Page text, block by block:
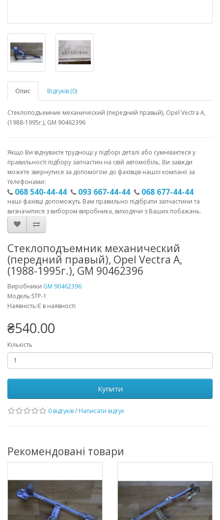
Опис Відгуків (0)
Стеклоподъемник механический (передний правый), Opel Vectra A,
(1988-1995г.), GM 90462396
Якщо Ви відчуваєте труднощі у підборі деталі або сумніваєтеся у
правильності підбору запчастин на свій автомобіль, Ви завжди
можете звернутися за допомогою до фахівців нашої компанії за
телефонами:
068 540-44-44 093 667-44-44 068 677-44-44
наші фахівці допоможуть Вам правильно підібрати запчастини та
визначитися з вибором виробника, виходячи з Ваших побажань.
Стеклоподъемник механический
(передний правый), Opel Vectra A,
(1988-1995г.), GM 90462396
Виробники GM 90462396
Модель:STP-1
Наявність:Є в наявності
₴540.00
Кількість
Купити
0 відгуків/ Написати відгук
Рекомендовані товари